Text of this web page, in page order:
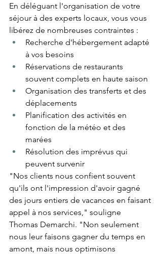
En déléguant l'organisation de votre
séjour à des experts locaux, vous vous
libérez de nombreuses contraintes :
Recherche d'hébergement adapté
à vos besoins
Réservations de restaurants
souvent complets en haute saison
Organisation des transferts et des
déplacements
Planification des activités en
fonction de la météo et des
marées
Résolution des imprévus qui
peuvent survenir
"Nos clients nous confient souvent
qu'ils ont l'impression d'avoir gagné
des jours entiers de vacances en faisant
appel à nos services," souligne
Thomas Demarchi. "Non seulement
nous leur faisons gagner du temps en
amont, mais nous optimisons